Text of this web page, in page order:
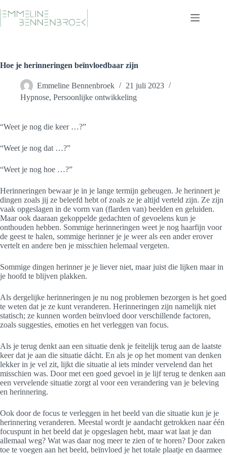
naar
Hoe je herinneringen beïnvloedbaar zijn
Emmeline Bennenbroek
21 juli 2023
Hypnose, Persoonlijke ontwikkeling
“Weet je nog die keer …?”
“Weet je nog dat …?”
“Weet je nog hoe …?”
Herinneringen bewaar je in je lange termijn geheugen. Je herinnert je
dingen zoals jij ze beleefd hebt of zoals ze je altijd verteld zijn. Ze zijn
vaak opgeslagen in de vorm van (flarden van) beelden en geluiden.
Maar ook daaraan gekoppelde gedachten of gevoelens kun je
onthouden hebben. Sommige herinneringen weet je nog haarfijn voor
de geest te halen, sommige herinner je je weer als een ander erover
vertelt en andere ben je misschien helemaal vergeten.
Sommige dingen herinner je je liever niet, maar juist die lijken maar in
je hoofd te blijven plakken.
Als dergelijke herinneringen je nu nog problemen bezorgen is het goed
te weten dat je ze kunt veranderen. Herinneringen zijn namelijk niet
statisch; ze kunnen worden beïnvloed door verschillende factoren,
zoals suggesties, emoties en het verleggen van focus.
Als je terug denkt aan een situatie denk je feitelijk terug aan de laatste
keer dat je aan die situatie dácht. En als je op het moment van denken
lekker in je vel zit, lijkt die situatie al iets minder vervelend dan het
misschien was. Door met een goed gevoel in je lijf terug te denken aan
een vervelende situatie zorgt al voor een verandering van je beleving
en herinnering.
Ook door de focus te verleggen in het beeld van die situatie kun je je
herinnering veranderen. Meestal wordt je aandacht getrokken naar één
focuspunt in het beeld dat je opgeslagen hebt, maar wat laat je dan
allemaal weg? Wat was daar nog meer te zien of te horen? Door zaken
toe te voegen aan het beeld, beïnvloed je het totale plaatje en daarmee